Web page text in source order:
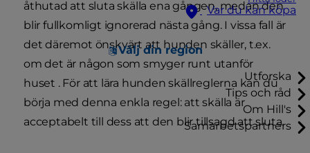
Var du kan köpa
Välj din region
Utforska
Tips och råd
Om Hill's
Samarbetspartners
åthutad att sluta skälla ena gången, medan den
blir fullkomligt ignorerad nästa gång. I vissa fall är
det däremot önskvärt att hunden skäller, t.ex.
om det är någon som smyger runt utanför
huset . För att lära hunden skällreglerna kan du
börja med denna enkla regel: att skälla är
acceptabelt till dess att den blir tillsagd att sluta.